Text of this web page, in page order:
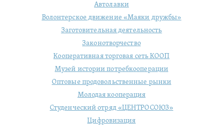
Автолавки
Волонтерское движение «Маяки дружбы»
Заготовительная деятельность
Законотворчество
Кооперативная торговая сеть КООП
Музей истории потребкооперации
Оптовые продовольственные рынки
Молодая кооперация
Студенческий отряд «ЦЕНТРОСОЮЗ»
Цифровизация